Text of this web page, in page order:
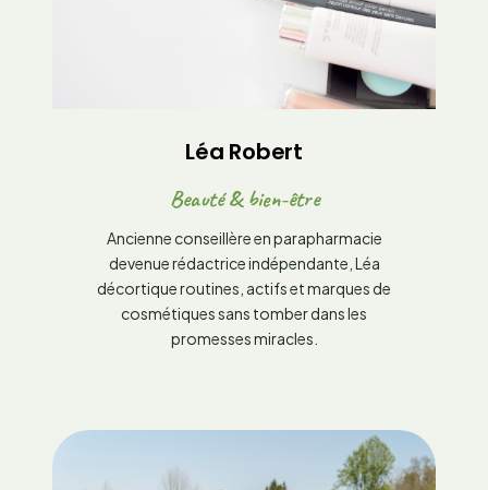
Léa Robert
Beauté & bien-être
Ancienne conseillère en parapharmacie
devenue rédactrice indépendante, Léa
décortique routines, actifs et marques de
cosmétiques sans tomber dans les
promesses miracles.